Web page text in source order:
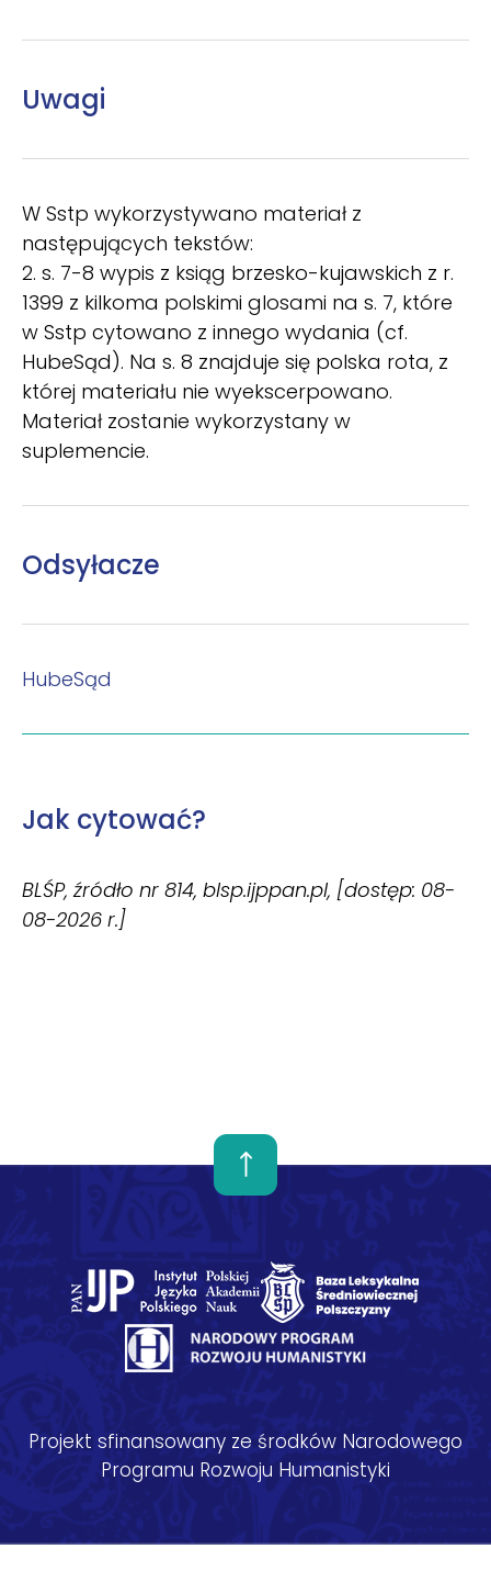
Uwagi
W Sstp wykorzystywano materiał z
następujących tekstów:
2. s. 7-8 wypis z ksiąg brzesko-kujawskich z r.
1399 z kilkoma polskimi glosami na s. 7, które
w Sstp cytowano z innego wydania (cf.
HubeSąd). Na s. 8 znajduje się polska rota, z
której materiału nie wyekscerpowano.
Materiał zostanie wykorzystany w
suplemencie.
Odsyłacze
HubeSąd
Jak cytować?
BLŚP, źródło nr 814, blsp.ijppan.pl, [dostęp: 08-
08-2026 r.]
Projekt sfinansowany ze środków Narodowego
Programu Rozwoju Humanistyki